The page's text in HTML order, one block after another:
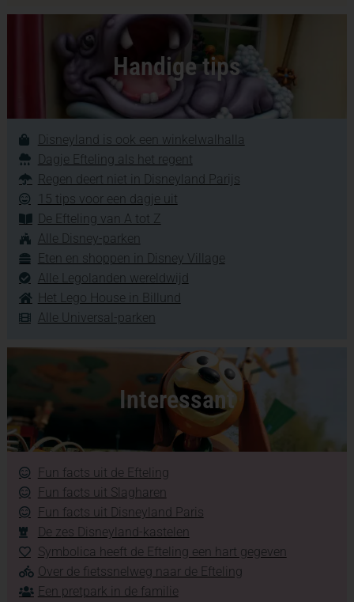
Handige tips
Disneyland is ook een winkelwalhalla
Dagje Efteling als het regent
Regen deert niet in Disneyland Parijs
15 tips voor een dagje uit
De Efteling van A tot Z
Alle Disney-parken
Eten en shoppen in Disney Village
Alle Legolanden wereldwijd
Het Lego House in Billund
Alle Universal-parken
Interessant
Fun facts uit de Efteling
Fun facts uit Slagharen
Fun facts uit Disneyland Paris
De zes Disneyland-kastelen
Symbolica heeft de Efteling een hart gegeven
Over de fietssnelweg naar de Efteling
Een pretpark in de familie